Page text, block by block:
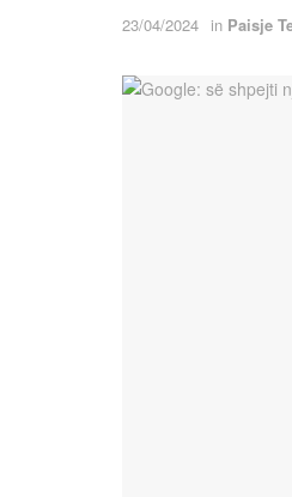
23/04/2024 in Paisje